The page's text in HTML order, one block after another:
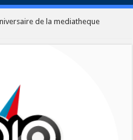
de la mediatheque